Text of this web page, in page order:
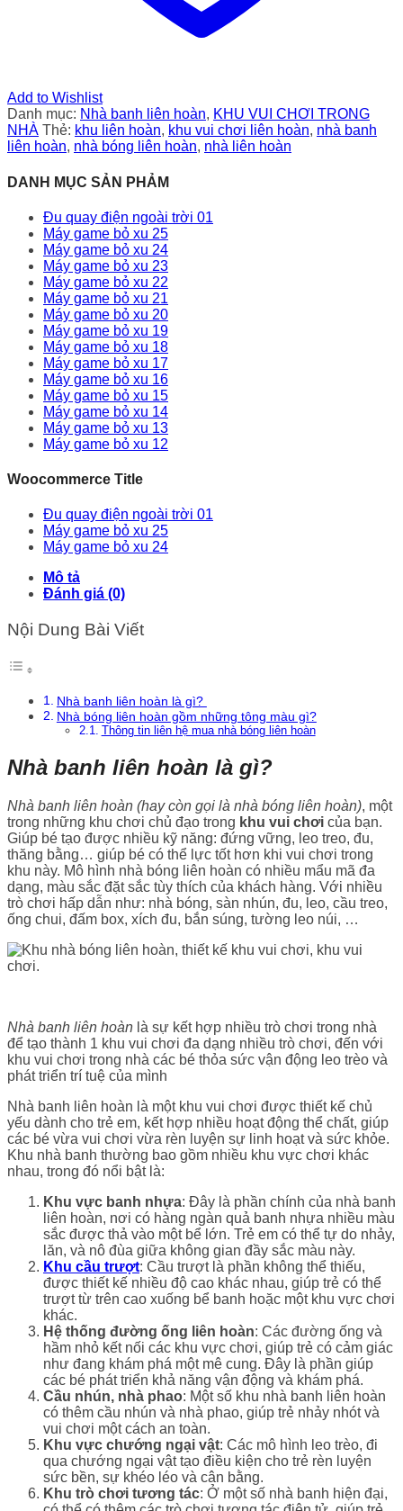
Add to Wishlist
Danh mục: Nhà banh liên hoàn, KHU VUI CHƠI TRONG
NHÀ Thẻ: khu liên hoàn, khu vui chơi liên hoàn, nhà banh
liên hoàn, nhà bóng liên hoàn, nhà liên hoàn
DANH MỤC SẢN PHẢM
Đu quay điện ngoài trời 01
Máy game bỏ xu 25
Máy game bỏ xu 24
Máy game bỏ xu 23
Máy game bỏ xu 22
Máy game bỏ xu 21
Máy game bỏ xu 20
Máy game bỏ xu 19
Máy game bỏ xu 18
Máy game bỏ xu 17
Máy game bỏ xu 16
Máy game bỏ xu 15
Máy game bỏ xu 14
Máy game bỏ xu 13
Máy game bỏ xu 12
Woocommerce Title
Đu quay điện ngoài trời 01
Máy game bỏ xu 25
Máy game bỏ xu 24
Mô tả
Đánh giá (0)
Nội Dung Bài Viết
Nhà banh liên hoàn là gì?
Nhà bóng liên hoàn gồm những tông màu gì?
Thông tin liên hệ mua nhà bóng liên hoàn
Nhà banh liên hoàn là gì?
Nhà banh liên hoàn (hay còn gọi là nhà bóng liên hoàn), một
trong những khu chơi chủ đạo trong khu vui chơi của bạn.
Giúp bé tạo được nhiều kỹ năng: đứng vững, leo treo, đu,
thăng bằng… giúp bé có thể lực tốt hơn khi vui chơi trong
khu này. Mô hình nhà bóng liên hoàn có nhiều mẩu mã đa
dạng, màu sắc đặt sắc tùy thích của khách hàng. Với nhiều
trò chơi hấp dẫn như: nhà bóng, sàn nhún, đu, leo, cầu treo,
ống chui, đấm box, xích đu, bắn súng, tường leo núi, …
Nhà banh liên hoàn là sự kết hợp nhiều trò chơi trong nhà
để tạo thành 1 khu vui chơi đa dạng nhiều trò chơi, đến với
khu vui chơi trong nhà các bé thỏa sức vận động leo trèo và
phát triển trí tuệ của mình
Nhà banh liên hoàn là một khu vui chơi được thiết kế chủ
yếu dành cho trẻ em, kết hợp nhiều hoạt động thể chất, giúp
các bé vừa vui chơi vừa rèn luyện sự linh hoạt và sức khỏe.
Khu nhà banh thường bao gồm nhiều khu vực chơi khác
nhau, trong đó nổi bật là:
Khu vực banh nhựa: Đây là phần chính của nhà banh
liên hoàn, nơi có hàng ngàn quả banh nhựa nhiều màu
sắc được thả vào một bể lớn. Trẻ em có thể tự do nhảy,
lăn, và nô đùa giữa không gian đầy sắc màu này.
Khu cầu trượt: Cầu trượt là phần không thể thiếu,
được thiết kế nhiều độ cao khác nhau, giúp trẻ có thể
trượt từ trên cao xuống bể banh hoặc một khu vực chơi
khác.
Hệ thống đường ống liên hoàn: Các đường ống và
hầm nhỏ kết nối các khu vực chơi, giúp trẻ có cảm giác
như đang khám phá một mê cung. Đây là phần giúp
các bé phát triển khả năng vận động và khám phá.
Cầu nhún, nhà phao: Một số khu nhà banh liên hoàn
có thêm cầu nhún và nhà phao, giúp trẻ nhảy nhót và
vui chơi một cách an toàn.
Khu vực chướng ngại vật: Các mô hình leo trèo, đi
qua chướng ngại vật tạo điều kiện cho trẻ rèn luyện
sức bền, sự khéo léo và cân bằng.
Khu trò chơi tương tác: Ở một số nhà banh hiện đại,